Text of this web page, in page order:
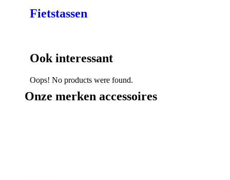
Fietstassen
Ook interessant
Oops! No products were found.
Onze merken accessoires